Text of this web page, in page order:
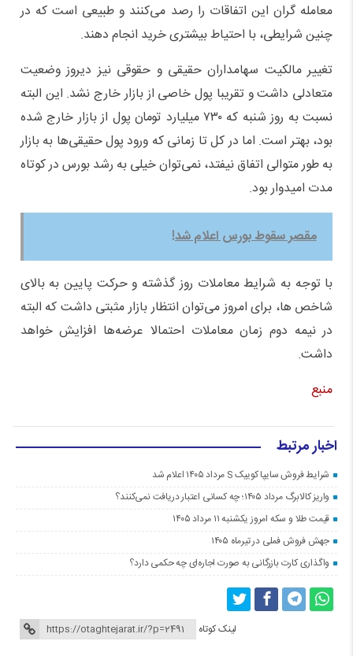
معامله گران این اتفاقات را رصد می‌کنند و طبیعی است که در
چنین شرایطی، با احتیاط بیشتری خرید انجام دهند.
تغییر مالکیت سهامداران حقیقی و حقوقی نیز دیروز وضعیت
متعادلی داشت و تقریبا پول خاصی از بازار خارج نشد. این البته
نسبت به روز شنبه که ۷۳۰ میلیارد تومان پول از بازار خارج شده
بود، بهتر است. اما در کل تا زمانی که ورود پول حقیقی‌ها به بازار
به طور متوالی اتفاق نیفتد، نمی‌توان خیلی به رشد بورس در کوتاه
مدت امیدوار بود.
مقصر سقوط بورس اعلام شد!
با توجه به شرایط معاملات روز گذشته و حرکت پایین به بالای
شاخص ها، برای امروز می‌توان انتظار بازار مثبتی داشت که البته
در نیمه دوم زمان معاملات احتمالا عرضه‌ها افزایش خواهد
داشت.
منبع
اخبار مرتبط
شرایط فروش سایپا کوییک S مرداد ۱۴۰۵ اعلام شد
واریز کالابرگ مرداد ۱۴۰۵؛ چه کسانی اعتبار دریافت نمی‌کنند؟
قیمت طلا و سکه امروز یکشنبه ۱۱ مرداد ۱۴۰۵
جهش فروش فملی در تیرماه ۱۴۰۵
واگذاری کارت بازرگانی به صورت اجاره‌ای چه حکمی دارد؟
لینک کوتاه